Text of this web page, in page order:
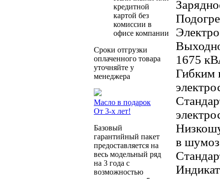
кредитной
картой без
комиссии в
офисе компании
Сроки отгрузки
оплаченного товара
уточняйте у
менеджера
Масло в подарок
От 3-х лет!
Базовый
гарантийный пакет
предоставляется на
весь модельный ряд
на 3 года с
возможностью
1675
Гибким
в